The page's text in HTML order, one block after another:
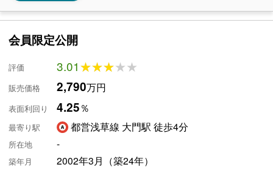
会員限定公開
評価 3.01★★★★★
★★★★★
販売価格 2,790万円
表面利回り 4.25％
最寄り駅 都営浅草線 大門駅 徒歩4分
所在地 -
築年月 2002年3月（築24年）